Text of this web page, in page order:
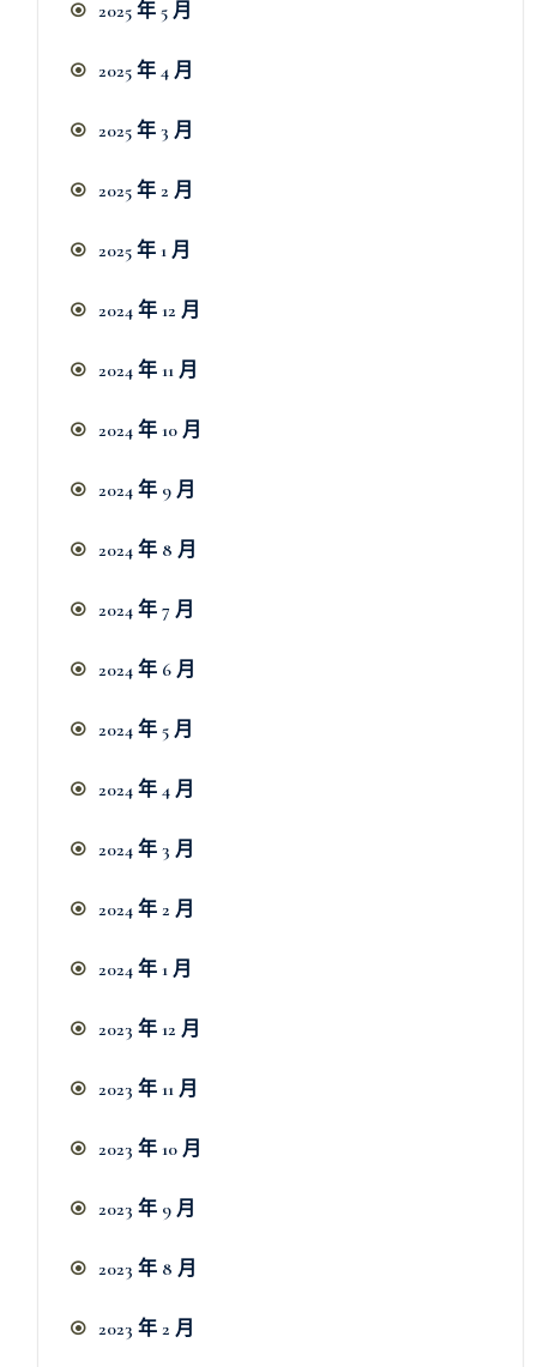
2025 年 5 月
2025 年 4 月
2025 年 3 月
2025 年 2 月
2025 年 1 月
2024 年 12 月
2024 年 11 月
2024 年 10 月
2024 年 9 月
2024 年 8 月
2024 年 7 月
2024 年 6 月
2024 年 5 月
2024 年 4 月
2024 年 3 月
2024 年 2 月
2024 年 1 月
2023 年 12 月
2023 年 11 月
2023 年 10 月
2023 年 9 月
2023 年 8 月
2023 年 2 月